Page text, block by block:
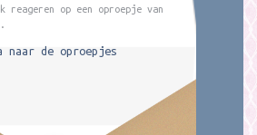
reageren op een oproepje van
naar de oproepjes